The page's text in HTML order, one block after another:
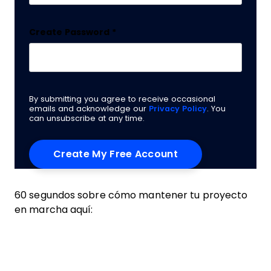
Create Password *
By submitting you agree to receive occasional
emails and acknowledge our Privacy Policy. You
can unsubscribe at any time.
60 segundos sobre cómo mantener tu proyecto
en marcha aquí: